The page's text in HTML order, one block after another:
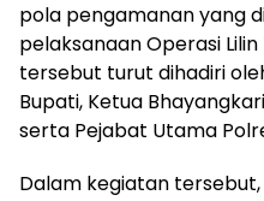
pola pengamanan yang
pelaksanaan Operasi
tersebut turut dihadiri
Bupati, Ketua
serta Pejabat Utama
Dalam kegiatan